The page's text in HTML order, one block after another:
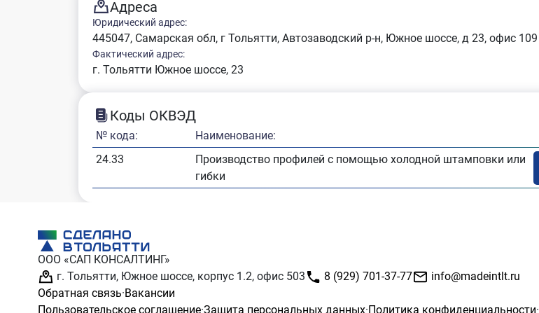
Адреса
Юридический адрес:
445047, Самарская обл, г Тольятти, Автозаводский р-н, Южное шоссе, д 23, офис 109
Фактический адрес:
г. Тольятти Южное шоссе, 23
Коды ОКВЭД
№ кода:
Наименование:
24.33
Производство профилей с помощью холодной штамповки или
гибки
ООО «САП КОНСАЛТИНГ»
г. Тольятти, Южное шоссе, корпус 1.2, офис 503
8 (929) 701-37-77
info@madeintlt.ru
Обратная связь·Вакансии
Пользовательское соглашение·Защита персональных данных·Политика конфиденциальности·